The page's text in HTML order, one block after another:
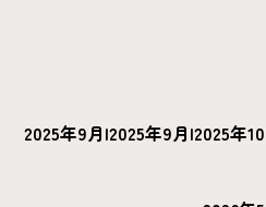
2025年9月I2025年9月I2025年